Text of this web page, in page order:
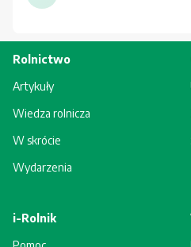
Rolnictwo
Artykuły
Wiedza rolnicza
W skrócie
Wydarzenia
i-Rolnik